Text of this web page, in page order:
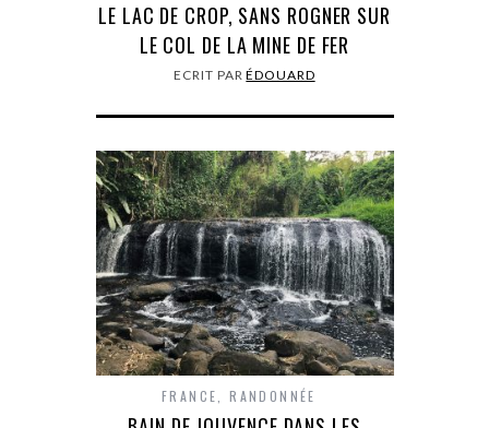
LE LAC DE CROP, SANS ROGNER SUR
LE COL DE LA MINE DE FER
ECRIT PARÉDOUARD
FRANCE ,RANDONNÉE